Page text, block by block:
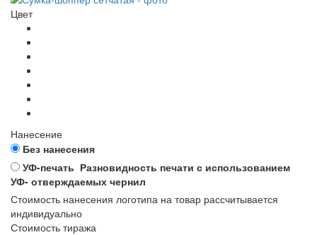
Цвет
Нанесение
Без нанесения
УФ-печать Разновидность печати с использованием
УФ- отверждаемых чернил
Стоимость нанесения логотипа на товар рассчитывается
индивидуально
Стоимость тиража